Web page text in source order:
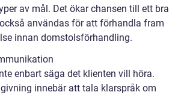
av mål. Det ökar chansen till ett bra
användas för att förhandla fram
innan domstolsförhandling.
enbart säga det klienten vill höra.
innebär att tala klarspråk om